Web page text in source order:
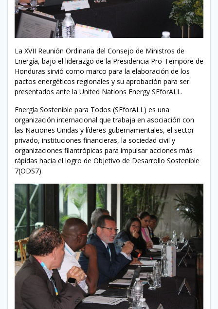
La XVII Reunión Ordinaria del Consejo de Ministros de
Energía, bajo el liderazgo de la Presidencia Pro-Tempore de
Honduras sirvió como marco para la elaboración de los
pactos energéticos regionales y su aprobación para ser
presentados ante la United Nations Energy SEforALL.
Energía Sostenible para Todos (SEforALL) es una
organización internacional que trabaja en asociación con
las Naciones Unidas y líderes gubernamentales, el sector
privado, instituciones financieras, la sociedad civil y
organizaciones filantrópicas para impulsar acciones más
rápidas hacia el logro de Objetivo de Desarrollo Sostenible
7(ODS7).